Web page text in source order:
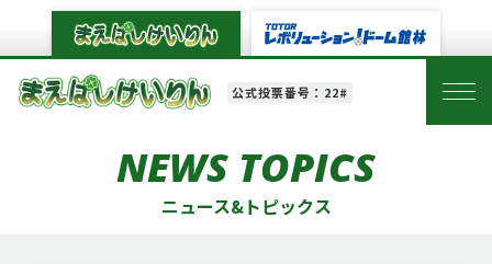
公式投票番号：22#
NEWS TOPICS
ニュース&トピックス